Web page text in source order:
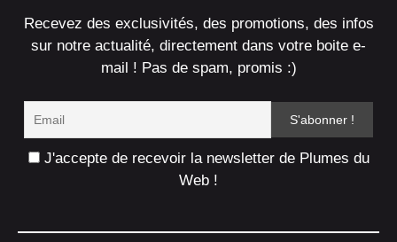
Recevez des exclusivités, des promotions, des infos
sur notre actualité, directement dans votre boite e-
mail ! Pas de spam, promis :)
J'accepte de recevoir la newsletter de Plumes du
Web !